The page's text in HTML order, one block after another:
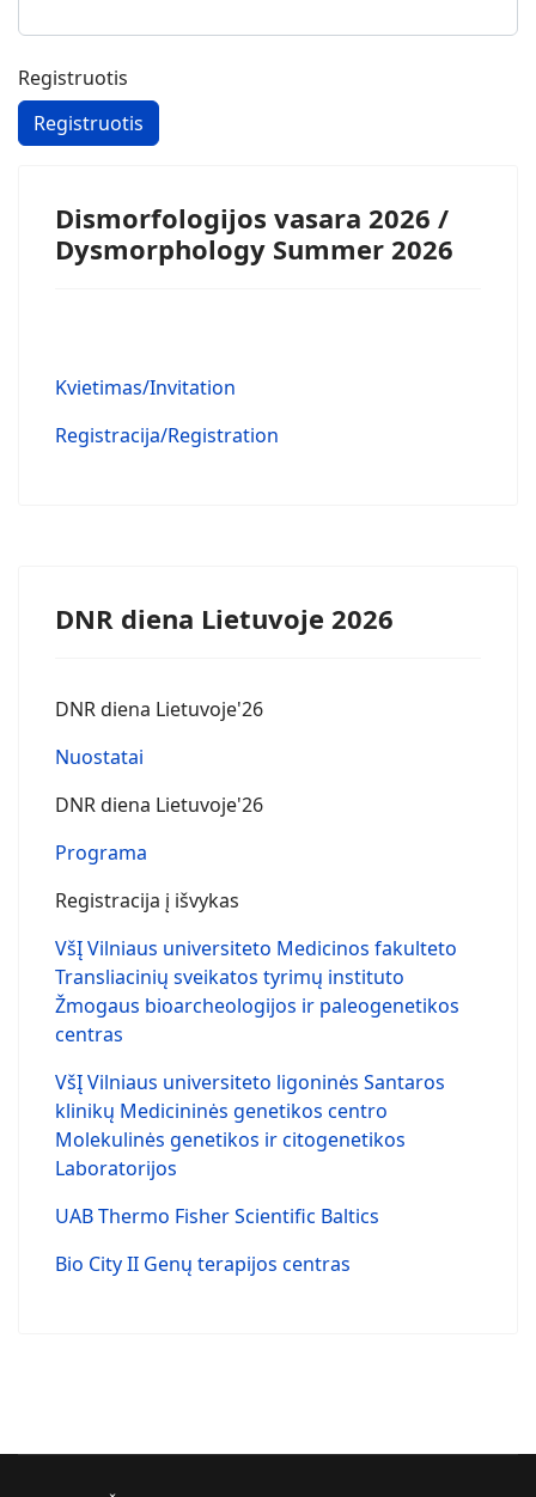
Registruotis
Registruotis
Dismorfologijos vasara 2026 /
Dysmorphology Summer 2026
Kvietimas/Invitation
Registracija/Registration
DNR diena Lietuvoje 2026
DNR diena Lietuvoje'26
Nuostatai
DNR diena Lietuvoje'26
Programa
Registracija į išvykas
VšĮ Vilniaus universiteto Medicinos fakulteto
Transliacinių sveikatos tyrimų instituto
Žmogaus bioarcheologijos ir paleogenetikos
centras
VšĮ Vilniaus universiteto ligoninės Santaros
klinikų Medicininės genetikos centro
Molekulinės genetikos ir citogenetikos
Laboratorijos
UAB Thermo Fisher Scientific Baltics
Bio City II Genų terapijos centras